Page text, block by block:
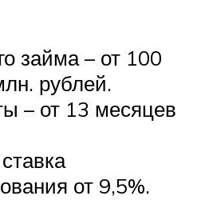
займа – от 100
рублей.
– от 13 месяцев
от 9,5%.